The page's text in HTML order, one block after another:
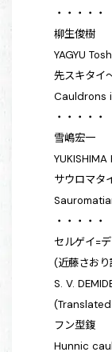
・・・・・
柳生俊樹
YAGYU
先スキタイ
Cauldrons
・・・・・
雪嶋宏一
サウロマタ
・・・・・
セルゲイ=
(近藤さおり
S. V.
フン型鍑
Hunnic